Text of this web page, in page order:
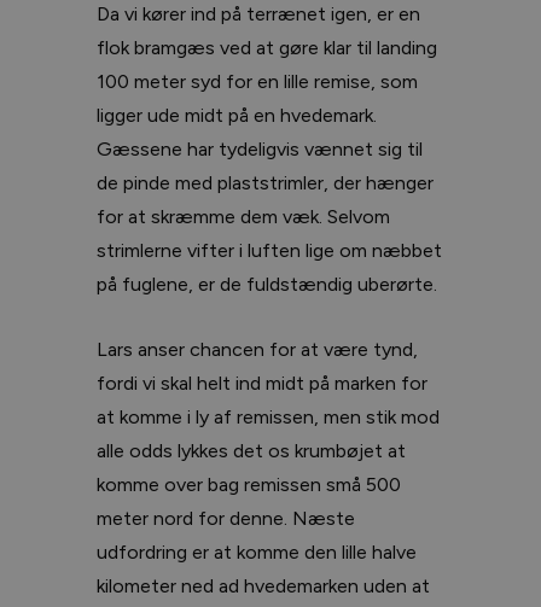
Da vi kører ind på terrænet igen, er en
flok bramgæs ved at gøre klar til landing
100 meter syd for en lille remise, som
ligger ude midt på en hvedemark.
Gæssene har tydeligvis vænnet sig til
de pinde med plaststrimler, der hænger
for at skræmme dem væk. Selvom
strimlerne vifter i luften lige om næbbet
på fuglene, er de fuldstændig uberørte.
Lars anser chancen for at være tynd,
fordi vi skal helt ind midt på marken for
at komme i ly af remissen, men stik mod
alle odds lykkes det os krumbøjet at
komme over bag remissen små 500
meter nord for denne. Næste
udfordring er at komme den lille halve
kilometer ned ad hvedemarken uden at